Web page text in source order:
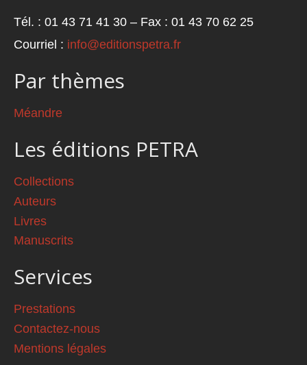
Tél. : 01 43 71 41 30 – Fax : 01 43 70 62 25
Courriel : info@editionspetra.fr
Par thèmes
Méandre
Les éditions PETRA
Collections
Auteurs
Livres
Manuscrits
Services
Prestations
Contactez-nous
Mentions légales